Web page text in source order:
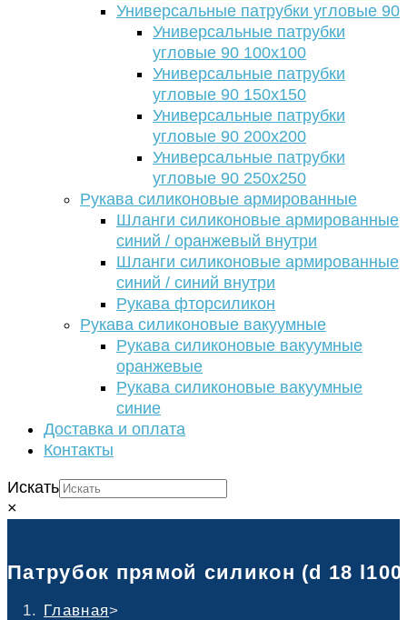
Универсальные патрубки угловые 90
Универсальные патрубки
угловые 90 100х100
Универсальные патрубки
угловые 90 150х150
Универсальные патрубки
угловые 90 200х200
Универсальные патрубки
угловые 90 250х250
Рукава силиконовые армированные
Шланги силиконовые армированные
синий / оранжевый внутри
Шланги силиконовые армированные
синий / синий внутри
Рукава фторсиликон
Рукава силиконовые вакуумные
Рукава силиконовые вакуумные
оранжевые
Рукава силиконовые вакуумные
синие
Доставка и оплата
Контакты
Искать
×
Патрубок прямой силикон (d 18
Главная>